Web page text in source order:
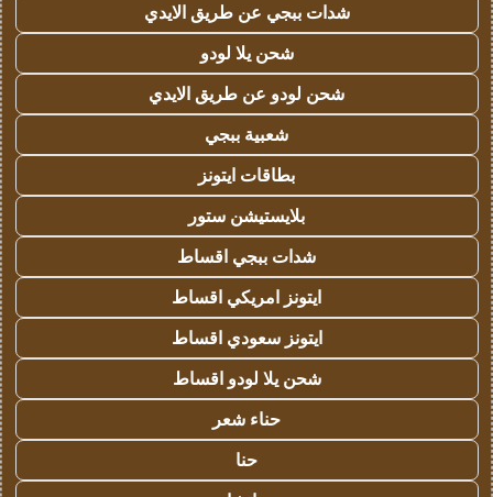
شدات ببجي عن طريق الايدي
شحن يلا لودو
شحن لودو عن طريق الايدي
شعبية ببجي
بطاقات ايتونز
بلايستيشن ستور
شدات ببجي اقساط
ايتونز امريكي اقساط
ايتونز سعودي اقساط
شحن يلا لودو اقساط
حناء شعر
حنا